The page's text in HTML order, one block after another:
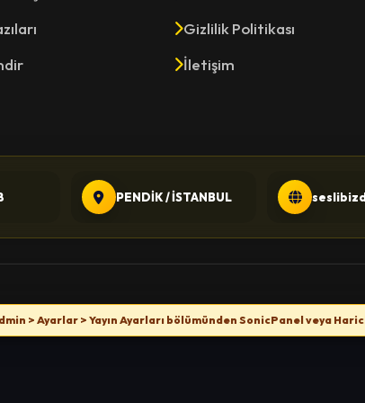
Gizlilik Politikası
İletişim
PENDİK / İSTANBUL
> Ayarlar > Yayın Ayarları bölümünden SonicPanel veya